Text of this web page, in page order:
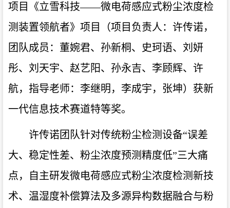
项目《立雪科技——微电荷感应式粉尘浓度检
测装置领航者》项目（项目负责人：许传诺，
团队成员：董婉君、孙新桐、史珂语、刘妍
彤、刘天宇、赵艺阳、孙永吉、李顾辉、许
航，指导老师：李继明，李成宇，张坤）获新
一代信息技术赛道特等奖。
许传诺团队针对传统粉尘检测设备“误差
大、稳定性差、粉尘浓度预测精度低”三大痛
点，自主研发微电荷感应式粉尘浓度检测新技
术、温湿度补偿算法及多源异构数据融合与粉